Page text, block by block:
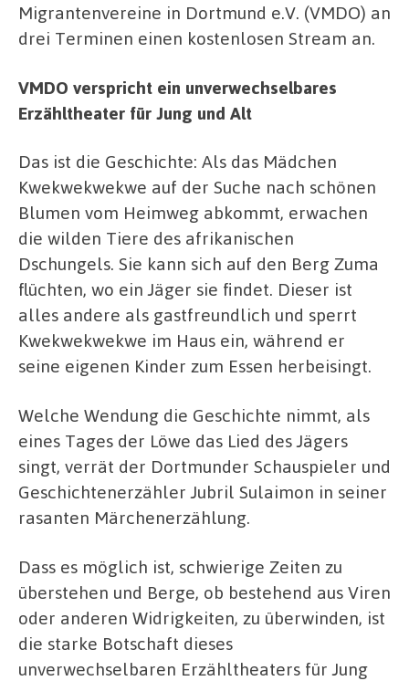
Migrantenvereine in Dortmund e.V. (VMDO) an
drei Terminen einen kostenlosen Stream an.
VMDO verspricht ein unverwechselbares
Erzähltheater für Jung und Alt
Das ist die Geschichte: Als das Mädchen
Kwekwekwekwe auf der Suche nach schönen
Blumen vom Heimweg abkommt, erwachen
die wilden Tiere des afrikanischen
Dschungels. Sie kann sich auf den Berg Zuma
flüchten, wo ein Jäger sie findet. Dieser ist
alles andere als gastfreundlich und sperrt
Kwekwekwekwe im Haus ein, während er
seine eigenen Kinder zum Essen herbeisingt.
Welche Wendung die Geschichte nimmt, als
eines Tages der Löwe das Lied des Jägers
singt, verrät der Dortmunder Schauspieler und
Geschichtenerzähler Jubril Sulaimon in seiner
rasanten Märchenerzählung.
Dass es möglich ist, schwierige Zeiten zu
überstehen und Berge, ob bestehend aus Viren
oder anderen Widrigkeiten, zu überwinden, ist
die starke Botschaft dieses
unverwechselbaren Erzähltheaters für Jung